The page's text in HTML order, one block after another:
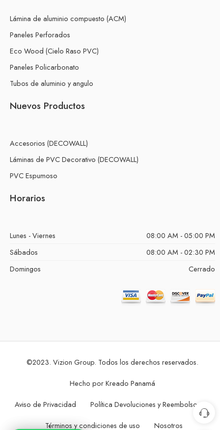
Lámina de aluminio compuesto (ACM)
Paneles Perforados
Eco Wood (Cielo Raso PVC)
Paneles Policarbonato
Tubos de aluminio y angulo
Nuevos Productos
Accesorios (DECOWALL)
Láminas de PVC Decorativo (DECOWALL)
PVC Espumoso
Horarios
Lunes - Viernes
08:00 AM - 05:00 PM
Sábados
08:00 AM - 02:30 PM
Domingos
Cerrado
©2023. Vizion Group. Todos los derechos reservados.
Hecho porKreado Panamá
Aviso de Privacidad Política Devoluciones y Reembolsos
Términos y condiciones de uso Nosotros